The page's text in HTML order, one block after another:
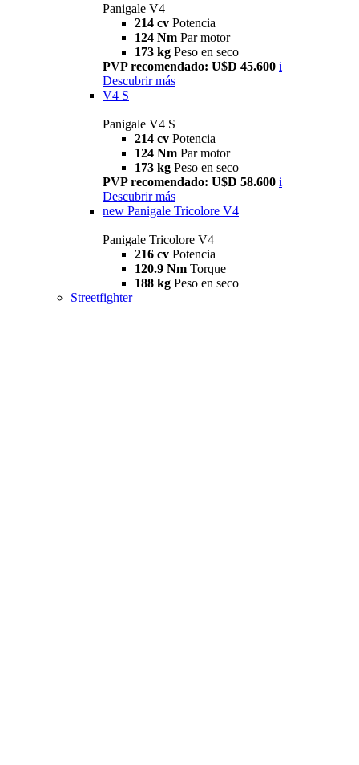
Panigale V4
214 cv Potencia
124 Nm Par motor
173 kg Peso en seco
PVP recomendado: U$D 45.600 i
Descubrir más
V4 S
Panigale V4 S
214 cv Potencia
124 Nm Par motor
173 kg Peso en seco
PVP recomendado: U$D 58.600 i
Descubrir más
new Panigale Tricolore V4
Panigale Tricolore V4
216 cv Potencia
120.9 Nm Torque
188 kg Peso en seco
Streetfighter